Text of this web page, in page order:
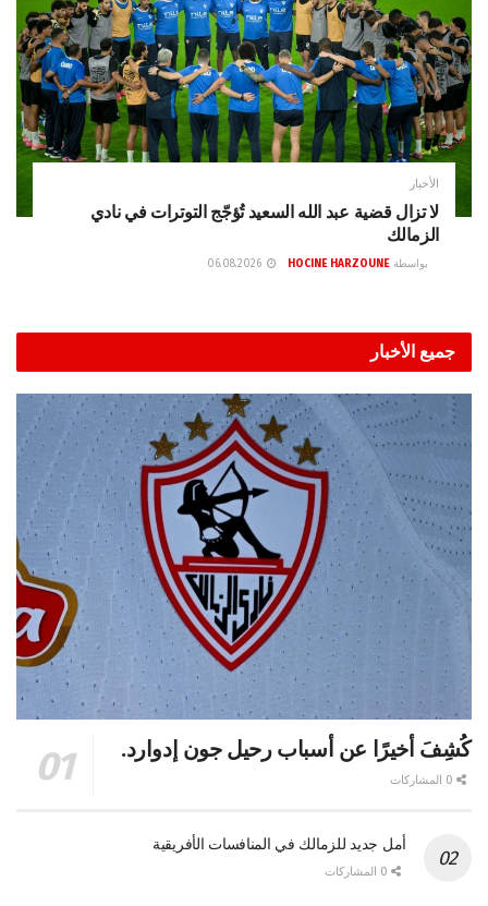
الأخبار
لا تزال قضية عبد الله السعيد تُؤجّج التوترات في نادي
الزمالك
بواسطة HOCINE HARZOUNE
جميع الأخبار
كُشِفَ أخيرًا عن أسباب رحيل جون إدوارد.
أمل جديد للزمالك في المنافسات الأفريقية